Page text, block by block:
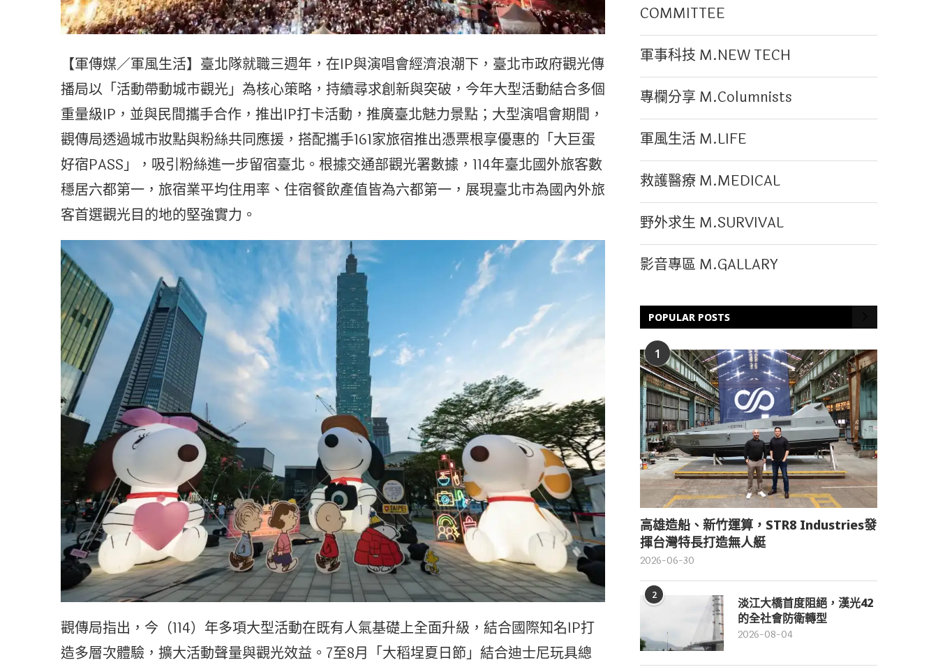
【軍傳媒／軍風生活】臺北隊就職三週年，在IP與演唱會經濟浪潮下，臺北市政府觀光傳
播局以「活動帶動城市觀光」為核心策略，持續尋求創新與突破，今年大型活動結合多個
重量級IP，並與民間攜手合作，推出IP打卡活動，推廣臺北魅力景點；大型演唱會期間，
觀傳局透過城市妝點與粉絲共同應援，搭配攜手161家旅宿推出憑票根享優惠的「大巨蛋
好宿PASS」，吸引粉絲進一步留宿臺北。根據交通部觀光署數據，114年臺北國外旅客數
穩居六都第一，旅宿業平均住用率、住宿餐飲產值皆為六都第一，展現臺北市為國內外旅
客首選觀光目的地的堅強實力。
觀傳局指出，今（114）年多項大型活動在既有人氣基礎上全面升級，結合國際知名IP打
造多層次體驗，擴大活動聲量與觀光效益。7至8月「大稻埕夏日節」結合迪士尼玩具總
COMMITTEE
軍事科技 M.NEW TECH
專欄分享 M.Columnists
軍風生活 M.LIFE
救護醫療 M.MEDICAL
野外求生 M.SURVIVAL
影音專區 M.GALLARY
POPULAR POSTS
1
高雄造船、新竹運算，STR8 Industries發
揮台灣特長打造無人艇
2026-06-30
2
淡江大橋首度阻絕，漢光42
的全社會防衛轉型
2026-08-04